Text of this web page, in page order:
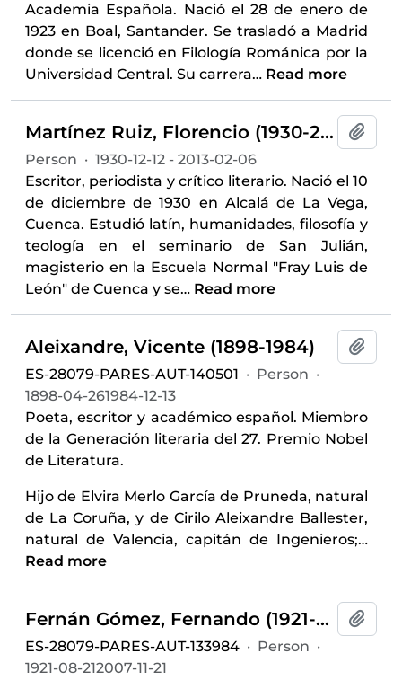
Academia Española. Nació el 28 de enero de
1923 en Boal, Santander. Se trasladó a Madrid
donde se licenció en Filología Románica por la
Universidad Central. Su carrera… Read more
Martínez Ruiz, Florencio (1930-2013)
Person · 1930-12-12 - 2013-02-06
Escritor, periodista y crítico literario. Nació el 10
de diciembre de 1930 en Alcalá de La Vega,
Cuenca. Estudió latín, humanidades, filosofía y
teología en el seminario de San Julián,
magisterio en la Escuela Normal "Fray Luis de
León" de Cuenca y se… Read more
Aleixandre, Vicente (1898-1984)
ES-28079-PARES-AUT-140501 · Person ·
1898-04-261984-12-13
Poeta, escritor y académico español. Miembro
de la Generación literaria del 27. Premio Nobel
de Literatura.
Hijo de Elvira Merlo García de Pruneda, natural
de La Coruña, y de Cirilo Aleixandre Ballester,
natural de Valencia, capitán de Ingenieros;…
Read more
Fernán Gómez, Fernando (1921-2007)
ES-28079-PARES-AUT-133984 · Person ·
1921-08-212007-11-21